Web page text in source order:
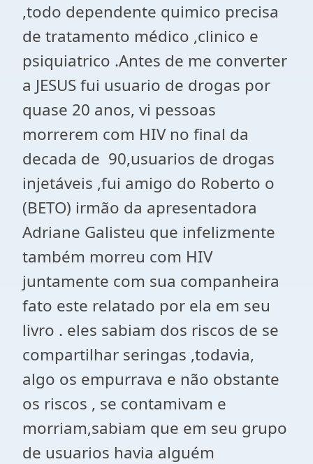
,todo dependente quimico precisa
de tratamento médico ,clinico e
psiquiatrico .Antes de me converter
a JESUS fui usuario de drogas por
quase 20 anos, vi pessoas
morrerem com HIV no final da
decada de 90,usuarios de drogas
injetáveis ,fui amigo do Roberto o
(BETO) irmão da apresentadora
Adriane Galisteu que infelizmente
também morreu com HIV
juntamente com sua companheira
fato este relatado por ela em seu
livro . eles sabiam dos riscos de se
compartilhar seringas ,todavia,
algo os empurrava e não obstante
os riscos , se contamivam e
morriam,sabiam que em seu grupo
de usuarios havia alguém